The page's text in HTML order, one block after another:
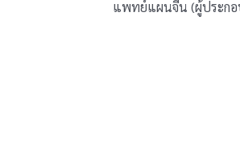
แพทย์แผนจีน (ผู้ประก